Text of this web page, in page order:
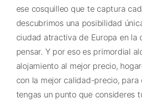
ese cosquilleo que te captura
descubrimos una posibilidad
ciudad atractiva de Europa en la
pensar. Y por eso es primordial
alojamiento al mejor precio,
con la mejor calidad-precio, para
tengas un punto que consideres